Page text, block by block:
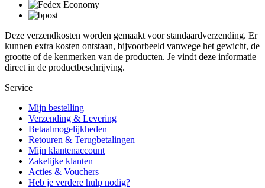
Deze verzendkosten worden gemaakt voor standaardverzending. Er
kunnen extra kosten ontstaan, bijvoorbeeld vanwege het gewicht, de
grootte of de kenmerken van de producten. Je vindt deze informatie
direct in de productbeschrijving.
Service
Mijn bestelling
Verzending & Levering
Betaalmogelijkheden
Retouren & Terugbetalingen
Mijn klantenaccount
Zakelijke klanten
Acties & Vouchers
Heb je verdere hulp nodig?